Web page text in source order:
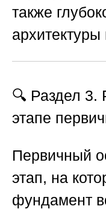
также
🔍 Раздел 3.
этапе
Первичный
этап, на
фундамент